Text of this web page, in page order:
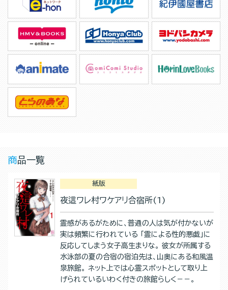
商品一覧
紙版
夜這ワレ村ワケアリ合宿所(1)
霊感があるがために、普通の人は気が付かないが
実は頻繁に行われている 「霊による性的悪戯」に
反応してしまう女子高生まりな。 彼女が所属する
水泳部の夏の合宿の宿泊先は、山奥にある和風温
泉旅館。 ネット上では心霊スポットとして取り上
げられているいわく付きの旅館らしく－－。